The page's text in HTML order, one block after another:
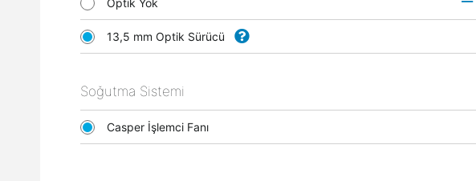
Optik Yok
13,5 mm Optik Sürücü
Soğutma Sistemi
Casper İşlemci Fanı